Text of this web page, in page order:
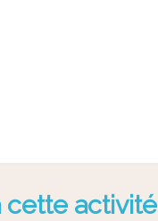
cette activité